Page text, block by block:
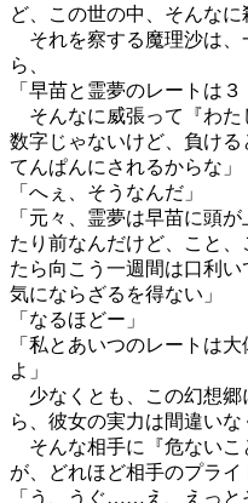
ど、この世の中、そんなに
それを察する魔理沙は、
ら、
「早苗と霊夢のレートは３
そんなに威張って『わた
数字じゃないけど、負け
てんぱんにされるからな」
「へぇ、そうなんだ」
「元々、霊夢は早苗に頭
たり前なんだけど、こと
たら向こう一週間は口利
気にならざるを得ない」
「なるほどー」
「私とあいつのレートは
よ」
少なくとも、この幻想郷
ら、彼女の実力は間違いな
そんな相手に『危ないこ
が、どれほど相手のプライ
「う、うぐ……え、えっ